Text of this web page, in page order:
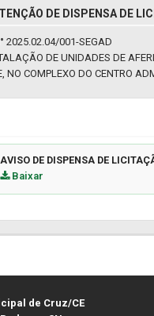
DE DISPENSA DE
2025.02.04/001-SEGAD
DE UNIDADES DE
NO COMPLEXO DO CENTRO
AVISO DE DISPENSA DE
Baixar
de Cruz/CE